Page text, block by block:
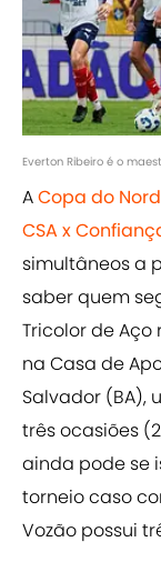
Everton Ribeiro é o
ACopa do
CSA x
simultâneos a
saber quem
Tricolor de
na Casa de
Salvador (BA),
três ocasiões
ainda pode se
torneio caso
Vozão possui